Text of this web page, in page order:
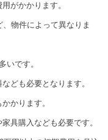
がかかります。
物件によって異なりま
いです。
ども必要となります。
かります。
具購入なども必要です。